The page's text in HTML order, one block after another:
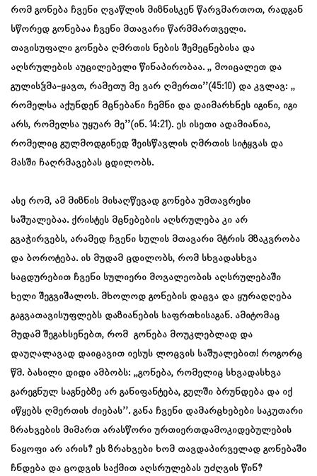
რომ გონება ჩვენი ღვაწლის მიზნისკენ წარვმართოთ, რადგან
სწორედ გონებაა ჩვენი მთავარი წარმმართველი.
თავისუფალი გონება ღმრთის ნების შემეცნებისა და
აღსრულების აუცილებელი წინაპირობაა. ,, მოიცალეთ და
გულისჴმა-ყავთ, რამეთუ მე ვარ ღმერთი’’(45:10) და კვლავ: ,,
რომელსა აქუნდენ მცნებანი ჩემნი და დაიმარხნეს იგინი, იგი
არს, რომელსა უყუარ მე’’(ინ. 14:21). ეს ისეთი ადამიანია,
რომელიც გულმოდგინედ შეისწავლის ღმრთის სიტყვას და
მასში ჩაღრმავებას ცდილობს.
ასე რომ, ამ მიზნის მისაღწევად გონება უმთავრესი
საშუალებაა. ქრისტეს მცნებების აღსრულება კი არ
გვაჭირვებს, არამედ ჩვენი სულის მთავარი მტრის მზაკვრობა
და ბოროტება. ის მუდამ ცდილობს, რომ სხვადასხვა
საცდურებით ჩვენი სულიერი მოვალეობის აღსრულებაში
ხელი შეგვიშალოს. მხოლოდ გონების დაცვა და ყურადღება
გაგვათავისუფლებს დაზიანების საფრთხისაგან. ამიტომაც
მუდამ შეგახსენებთ, რომ გონება მოუკლებლად და
დაუღალავად დაიცავით იესუს ლოცვის საშუალებით! როგორც
წმ. ბასილი დიდი ამბობს: ,,გონება, რომელიც სხვადასხვა
გარეგნულ საგნებზე არ განიფანტება, გულში ბრუნდება და იქ
იწყებს ღმერთის ძიებას’’. განა ჩვენი დამარცხებები საკუთარი
ზრახვების მიმართ არასწორი ურთიერთდამოკიდებულების
ნაყოფი არ არის? ეს ზრახვები ხომ თავდაპირველად გონებაში
ჩნდება და ცოდვის საქმით აღსრულებას უძღვის წინ?